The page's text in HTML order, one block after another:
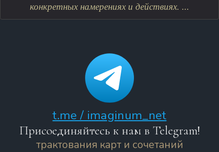
конкретных намерениях и действиях. ...
t.me / imaginum_net
Присоединяйтесь к нам в Telegram!
трактования карт и сочетаний